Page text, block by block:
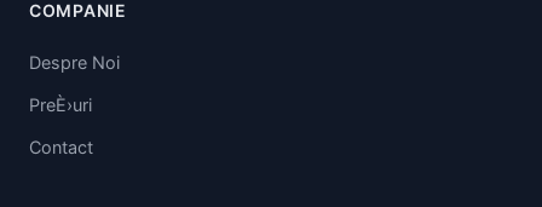
COMPANIE
Despre Noi
PreÈ›uri
Contact